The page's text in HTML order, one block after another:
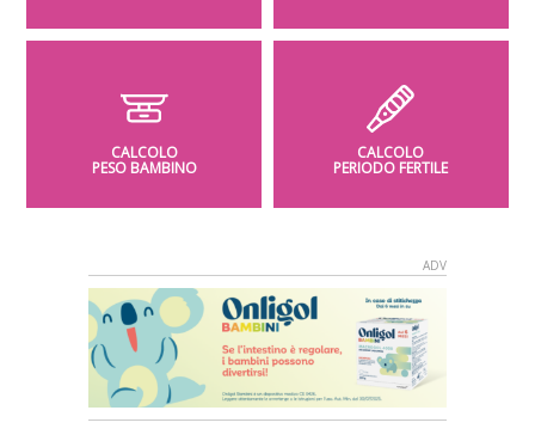
CALCOLO
PESO BAMBINO
CALCOLO
PERIODO FERTILE